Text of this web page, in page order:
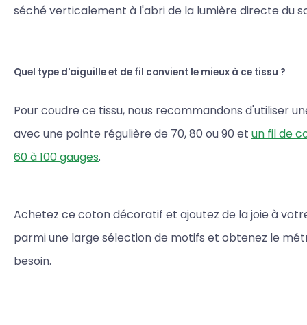
séché verticalement à l'abri de la lumière directe du
Quel type d'aiguille et de fil convient le mieux à ce tissu ?
Pour coudre ce tissu, nous recommandons d'utiliser
avec une pointe régulière de 70, 80 ou 90 et un fil de
60 à 100 gauges.
Achetez ce coton décoratif et ajoutez de la joie à
parmi une large sélection de motifs et obtenez le
besoin.